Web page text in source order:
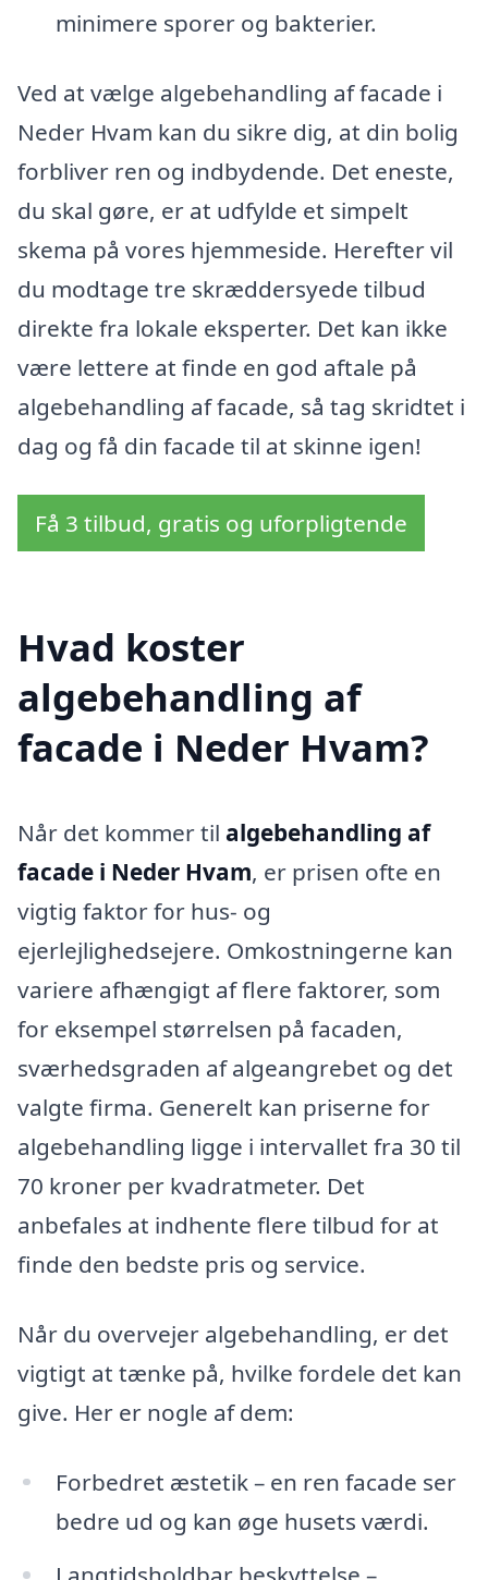
minimere sporer og bakterier.
Ved at vælge algebehandling af facade i
Neder Hvam kan du sikre dig, at din bolig
forbliver ren og indbydende. Det eneste,
du skal gøre, er at udfylde et simpelt
skema på vores hjemmeside. Herefter vil
du modtage tre skræddersyede tilbud
direkte fra lokale eksperter. Det kan ikke
være lettere at finde en god aftale på
algebehandling af facade, så tag skridtet i
dag og få din facade til at skinne igen!
Få 3 tilbud, gratis og uforpligtende
Hvad koster
algebehandling af
facade i Neder Hvam?
Når det kommer til algebehandling af
facade i Neder Hvam, er prisen ofte en
vigtig faktor for hus- og
ejerlejlighedsejere. Omkostningerne kan
variere afhængigt af flere faktorer, som
for eksempel størrelsen på facaden,
sværhedsgraden af algeangrebet og det
valgte firma. Generelt kan priserne for
algebehandling ligge i intervallet fra 30 til
70 kroner per kvadratmeter. Det
anbefales at indhente flere tilbud for at
finde den bedste pris og service.
Når du overvejer algebehandling, er det
vigtigt at tænke på, hvilke fordele det kan
give. Her er nogle af dem:
Forbedret æstetik – en ren facade ser
bedre ud og kan øge husets værdi.